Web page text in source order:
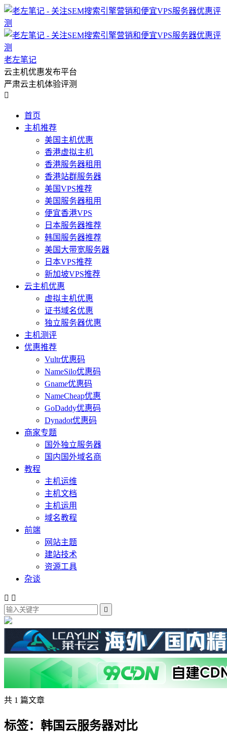
老左笔记
云主机优惠发布平台
严肃云主机体验评测

首页
主机推荐
美国主机优惠
香港虚拟主机
香港服务器租用
香港站群服务器
美国VPS推荐
美国服务器租用
便宜香港VPS
日本服务器推荐
韩国服务器推荐
美国大带宽服务器
日本VPS推荐
新加坡VPS推荐
云主机优惠
虚拟主机优惠
证书域名优惠
独立服务器优惠
主机测评
优惠推荐
Vultr优惠码
NameSilo优惠码
Gname优惠码
NameCheap优惠
GoDaddy优惠码
Dynadot优惠码
商家专题
国外独立服务器
国内国外域名商
教程
主机运维
主机文档
主机运用
域名教程
前端
网站主题
建站技术
资源工具
杂谈
 

共 1 篇文章
标签：韩国云服务器对比